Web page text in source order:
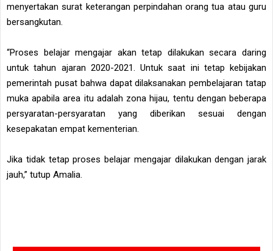
menyertakan surat keterangan perpindahan orang tua atau guru
bersangkutan.
“Proses belajar mengajar akan tetap dilakukan secara daring
untuk tahun ajaran 2020-2021. Untuk saat ini tetap kebijakan
pemerintah pusat bahwa dapat dilaksanakan pembelajaran tatap
muka apabila area itu adalah zona hijau, tentu dengan beberapa
persyaratan-persyaratan yang diberikan sesuai dengan
kesepakatan empat kementerian.
Jika tidak tetap proses belajar mengajar dilakukan dengan jarak
jauh,” tutup Amalia.